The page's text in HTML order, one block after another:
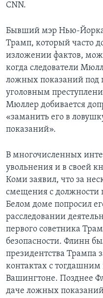
CNN.
Бывший мэр Нью-
Трамп, который часто
изложении фактов,
когда следователи
ложных показаний под
уголовным
Мюллер добивается
«заманить его в
показаний».
В многочисленных
увольнения и в своей
Коми заявил, что за
смещения с должности
Белом доме попросил
расследовании
первого советника
безопасности. Флинн
президентства Трампа
контактах с тогдашним
Вашингтоне. Позднее
даче ложных